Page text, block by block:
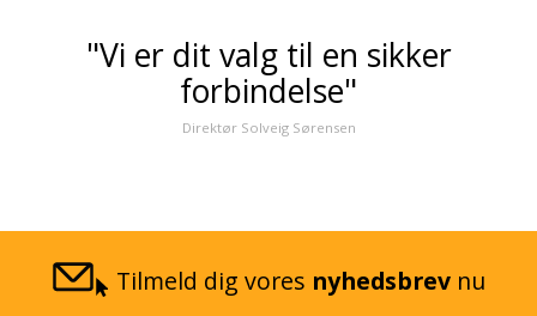
"Vi er dit valg til en sikker
forbindelse"
Direktør Solveig Sørensen
Tilmeld dig vores nyhedsbrev nu